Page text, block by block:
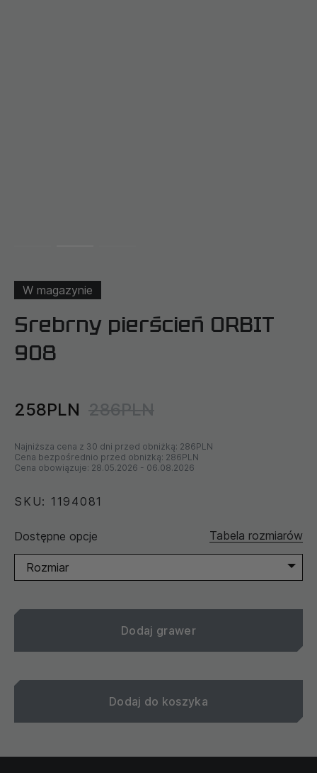
W magazynie
Srebrny pierścień ORBIT
908
258PLN 286PLN
Najniższa cena z 30 dni przed obniżką: 286PLN
Cena bezpośrednio przed obniżką: 286PLN
Cena obowiązuje: 28.05.2026 - 06.08.2026
SKU: 1194081
Dostępne opcje Tabela rozmiarów
Rozmiar
Dodaj grawer
Dodaj do koszyka